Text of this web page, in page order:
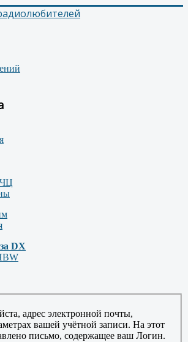
DX
адрес электронной почты,
вашей учётной записи. На этот
письмо, содержащее ваш Логин.